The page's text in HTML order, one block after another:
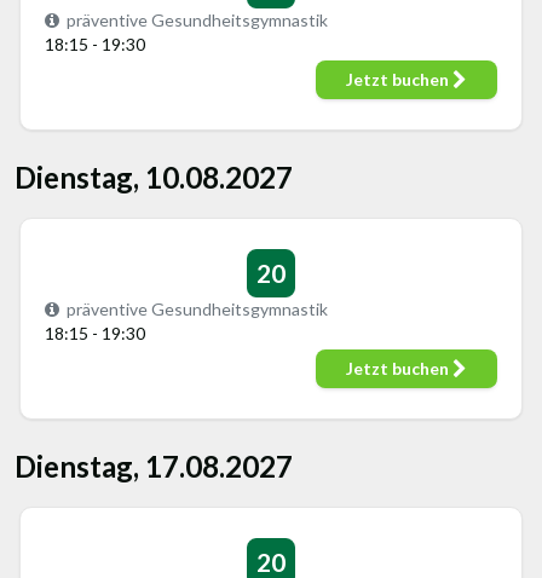
präventive Gesundheitsgymnastik
18:15 - 19:30
Jetzt buchen
Dienstag, 10.08.2027
20
präventive Gesundheitsgymnastik
18:15 - 19:30
Jetzt buchen
Dienstag, 17.08.2027
20